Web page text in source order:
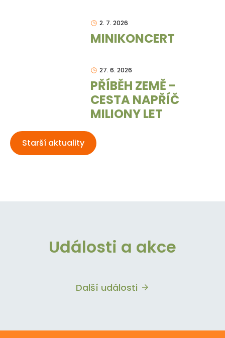
2. 7. 2026
MINIKONCERT
27. 6. 2026
PŘÍBĚH ZEMĚ -
CESTA NAPŘÍČ
MILIONY LET
Starší aktuality
Události a akce
Další události